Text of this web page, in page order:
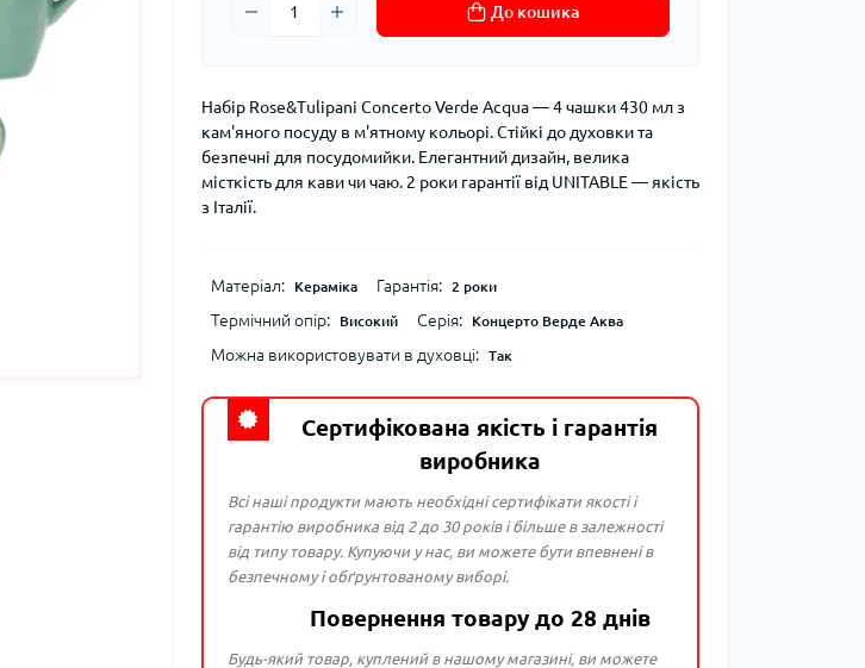
До кошика
Набір Rose&Tulipani Concerto Verde Acqua — 4 чашки 430 мл з
кам'яного посуду в м'ятному кольорі. Стійкі до духовки та
безпечні для посудомийки. Елегантний дизайн, велика
місткість для кави чи чаю. 2 роки гарантії від UNITABLE — якість
з Італії.
Матеріал: Кераміка Гарантія: 2 роки
Термічний опір: Високий Серія: Концерто Верде Аква
Можна використовувати в духовці: Так
Сертифікована якість і гарантія
виробника
Всі наші продукти мають необхідні сертифікати якості і
гарантію виробника від 2 до 30 років і більше в залежності
від типу товару. Купуючи у нас, ви можете бути впевнені в
безпечному і обґрунтованому виборі.
Повернення товару до 28 днів
Будь-який товар, куплений в нашому магазині, ви можете